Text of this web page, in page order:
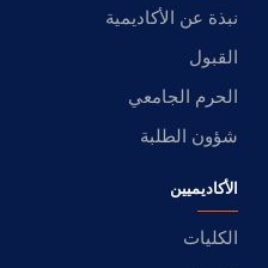
نبذة عن الأكاديمية
القبول
الحرم الجامعي
شؤون الطلبة
الأكاديميين
الكليات